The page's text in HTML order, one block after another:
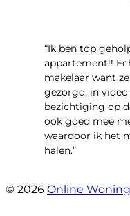
“Ik ben top
appartement!!
makelaar want
gezorgd, in
bezichtiging op
ook goed mee
waardoor ik het
halen.”
© 2026 Online